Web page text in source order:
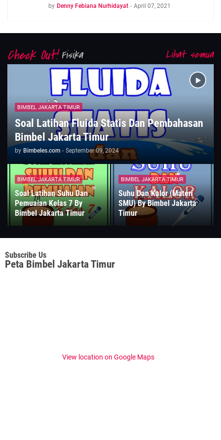
by Denny Febiana Nurhidayat - April 07, 2021
Fisika Lihat semua
BIMBEL JAKARTA TIMUR
Soal Latihan Fluida Statis Dan Pembahasan
Bimbel Jakarta Timur
by Bimbeles.com - September 09, 2024
BIMBEL JAKARTA TIMUR
Soal Latihan Suhu Dan
Pemuaian Kelas 7 By
Bimbel Jakarta Timur
BIMBEL JAKARTA TIMUR
Suhu Dan Kalor (Materi
SMU) By Bimbel Jakarta
Timur
Subscribe Us
Peta Bimbel Jakarta Timur
View location on Google Maps